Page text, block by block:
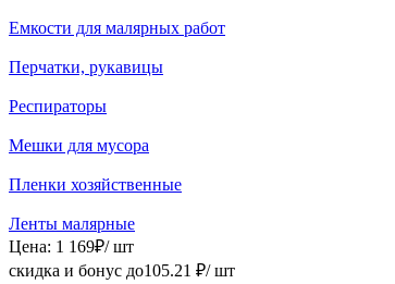
Емкости для малярных работ
Перчатки, рукавицы
Респираторы
Мешки для мусора
Пленки хозяйственные
Ленты малярные
Цена: 1 169₽/ шт
скидка и бонус до105.21 ₽/ шт